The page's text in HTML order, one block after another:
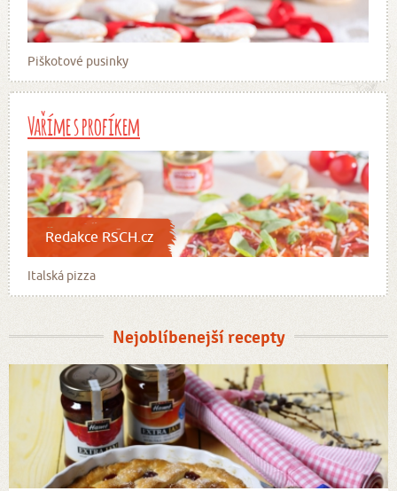
Piškotové pusinky
Vaříme s profíkem
Redakce RSCH.cz
Italská pizza
Nejoblíbenejší recepty